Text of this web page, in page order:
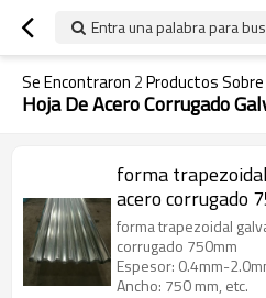
Entra una palabra para
Se Encontraron 2Productos Sobre
Hoja De Acero Corrugado
forma
acero corrugado
forma trapezoidal
corrugado 750mm
Espesor: 0.4mm-
Ancho: 750 mm, etc.